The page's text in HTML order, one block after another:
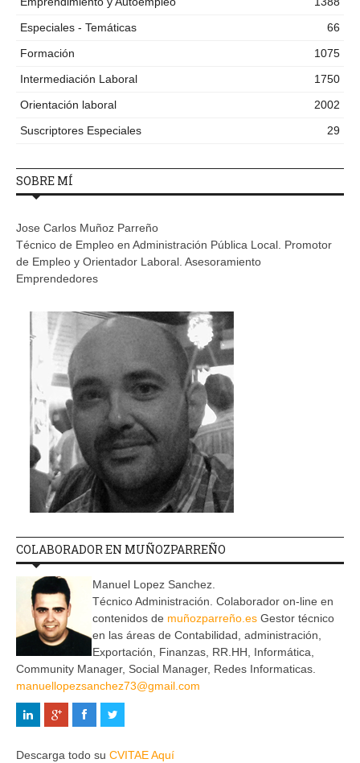
Especiales - Temáticas
66
Formación
1075
Intermediación Laboral
1750
Orientación laboral
2002
Suscriptores Especiales
29
SOBRE MÍ
Jose Carlos Muñoz Parreño
Técnico de Empleo en Administración Pública Local. Promotor
de Empleo y Orientador Laboral. Asesoramiento
Emprendedores
COLABORADOR EN MUÑOZPARREÑO
Manuel Lopez Sanchez.
Técnico Administración. Colaborador on-line en
contenidos de muñozparreño.es Gestor técnico
en las áreas de Contabilidad, administración,
Exportación, Finanzas, RR.HH, Informática,
Community Manager, Social Manager, Redes Informaticas.
manuellopezsanchez73@gmail.com
Descarga todo su CVITAE Aquí